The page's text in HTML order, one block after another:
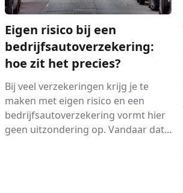
Eigen risico bij een
bedrijfsautoverzekering:
hoe zit het precies?
Bij veel verzekeringen krijg je te
maken met eigen risico en een
bedrijfsautoverzekering vormt hier
geen uitzondering op. Vandaar dat...